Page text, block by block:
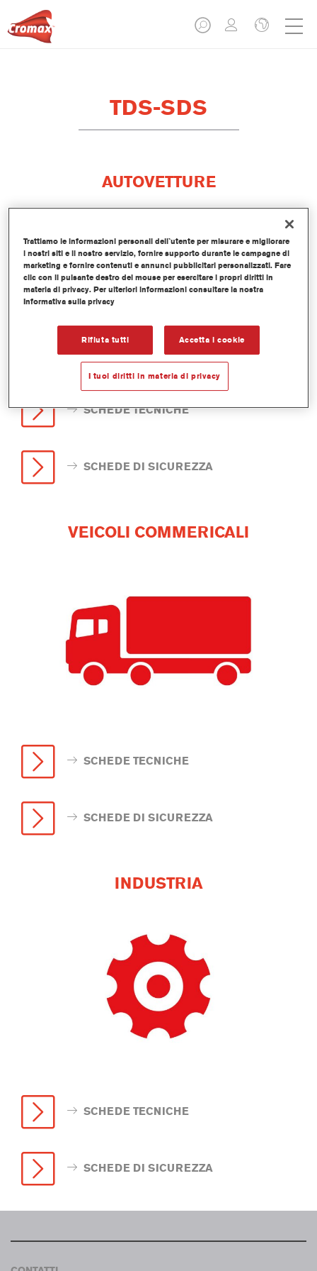
TDS-SDS
AUTOVETTURE
SCHEDE TECNICHE
SCHEDE DI SICUREZZA
VEICOLI COMMERICALI
SCHEDE TECNICHE
SCHEDE DI SICUREZZA
INDUSTRIA
SCHEDE TECNICHE
SCHEDE DI SICUREZZA
Trattiamo le informazioni personali dell`utente per misurare e migliorare
i nostri siti e il nostro servizio, fornire supporto durante le campagne di
marketing e fornire contenuti e annunci pubblicitari personalizzati. Fare
clic con il pulsante destro del mouse per esercitare i propri diritti in
materia di privacy. Per ulteriori informazioni consultare la nostra
Informativa sulla privacy
Rifiuta tutti Accetta i cookie
I tuoi diritti in materia di privacy